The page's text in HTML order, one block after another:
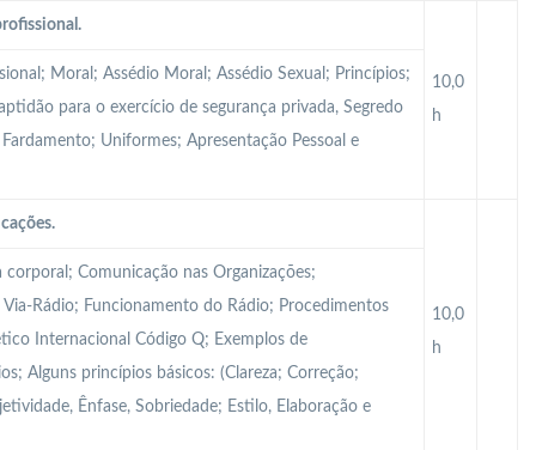
10,0
h
Moral; Assédio Moral; Assédio Sexual; Princípios;
para o exercício de segurança privada, Segredo
Uniformes; Apresentação Pessoal e
10,0
h
Comunicação nas Organizações;
Rádio; Funcionamento do Rádio; Procedimentos
Internacional Código Q; Exemplos de
Alguns princípios básicos: (Clareza; Correção;
Ênfase, Sobriedade; Estilo, Elaboração e